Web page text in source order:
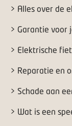
> Alles over de
> Garantie voor
> Elektrische
> Reparatie en
> Schade aan
> Wat is een